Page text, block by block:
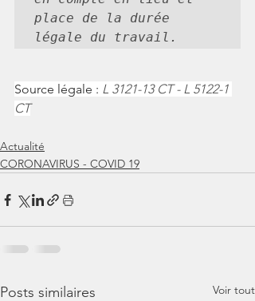
place de la durée
légale du travail.
Source légale : L 3121-13 CT - L 5122-1
CT
Actualité
CORONAVIRUS - COVID 19
Posts similaires Voir tout